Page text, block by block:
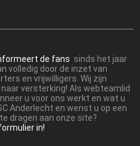
de fans sinds het jaar
volledig door de inzet van
en vrijwilligers. Wij zijn
versterking! Als webteamlid
u voor ons werkt en wat u
Anderlecht en wenst u op een
dragen aan onze site?
in!